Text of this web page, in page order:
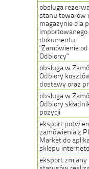
obsługa
stanu towarów
magazynie dla
importowanego
dokumentu
"Zamówienie od
Odbiorcy"
obsługa w
Odbiory
dostawy oraz
obsługa w
Odbiory
pozycji
eksport
zamówienia z
Market do
sklepu
eksport zmiany